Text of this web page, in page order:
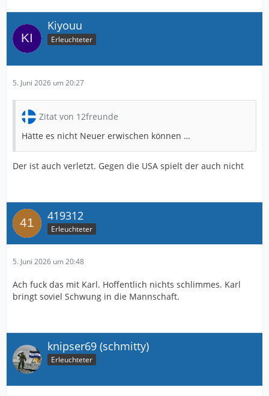
Kiyouu
Erleuchteter
5. Juni 2026 um 20:27
Zitat von 12freunde
Hätte es nicht Neuer erwischen können …
Der ist auch verletzt. Gegen die USA spielt der auch nicht
419312
Erleuchteter
5. Juni 2026 um 20:48
Ach fuck das mit Karl. Hoffentlich nichts schlimmes. Karl
bringt soviel Schwung in die Mannschaft.
knipser69 (schmitty)
Erleuchteter